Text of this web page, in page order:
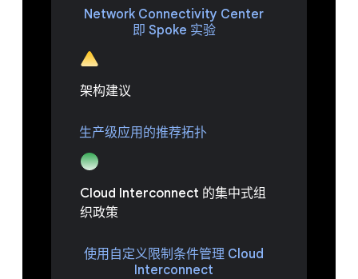
Network Connectivity Center
即 Spoke 实验
架构建议
生产级应用的推荐拓扑
Cloud Interconnect 的集中式组
织政策
使用自定义限制条件管理 Cloud
Interconnect